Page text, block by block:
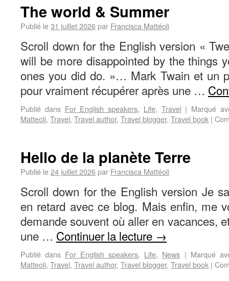
The world & Summer
Publié le31 juillet 2026par Francisca Mattéoli
Scroll down for the English version «
will be more disappointed by the things
ones you did do. »… Mark Twain et un
pour vraiment récupérer après une …
Publié dans For English speakers, Life, Travel | Marqué
Matteoli, Travel, Travel author, Travel blogger, Travel book |
Hello de la planète Terre
Publié le24 juillet 2026par Francisca Mattéoli
Scroll down for the English version Je
en retard avec ce blog. Mais enfin, me
demande souvent où aller en vacances,
une … Continuer la lecture →
Publié dans For English speakers, Life, News | Marqué
Matteoli, Travel, Travel author, Travel blogger, Travel book |